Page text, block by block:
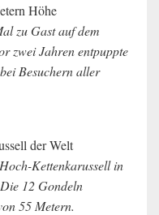
Höhe
zu Gast auf dem
zwei Jahren entpuppte
Besuchern aller
der Welt
Kettenkarussell in
12 Gondeln
55 Metern.